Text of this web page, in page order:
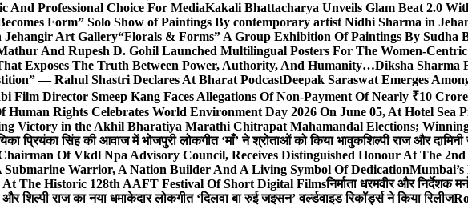
And Professional Choice For MediaKakali Bhattacharya Unveils Glam Beat 2.0
Form” Solo Show of Paintings By contemporary artist Nidhi Sharma in
Jehangir Art Gallery“Florals & Forms” A Group Exhibition Of Paintings By Sudha
And Rupesh D. Gohil Launched Multilingual Posters For The Women-
Exposes The Truth Between Power, Authority, And Humanity…Diksha Sharma
— Rahul Shastri Declares At Bharat PodcastDeepak Saraswat Emerges
Film Director Smeep Kang Faces Allegations Of Non-Payment Of Nearly ₹10
Human Rights Celebrates World Environment Day 2026 On June 05, At Hotel Sea
Victory in the Akhil Bharatiya Marathi Chitrapat Mahamandal Elections;
प्रियंका सिंह की आवाज में भोजपुरी लोकगीत ‘माँ’ ने श्रोताओं को किया भावुकशिल्पी राज और
Of Vkdl Npa Advisory Council, Receives Distinguished Honour At The
Submarine Warrior, A Nation Builder And A Living Symbol Of Dedication
The Historic 128th AAFT Festival Of Short Digital Filmsनिर्माता धरमवीर और निर्देशक
शिल्पी राज का नया धमाकेदार लोकगीत ‘दिलवा बा रुई जइसन’ वर्ल्डवाइड रिकॉर्ड्स ने किया रिलीज